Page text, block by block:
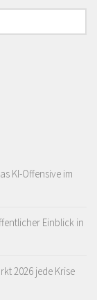
KI-Offensive im
Einblick in
2026 jede Krise